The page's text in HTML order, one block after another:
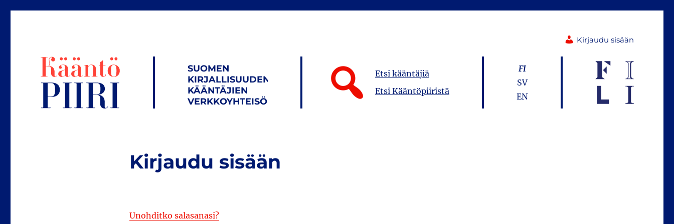
Kirjaudu sisään
SUOMEN
KIRJALLISUUDEN
KÄÄNTÄJIEN
VERKKOYHTEISÖ
Etsi kääntäjiä
Etsi Kääntöpiiristä
FI
SV
EN
Kirjaudu sisään
Unohditko salasanasi?